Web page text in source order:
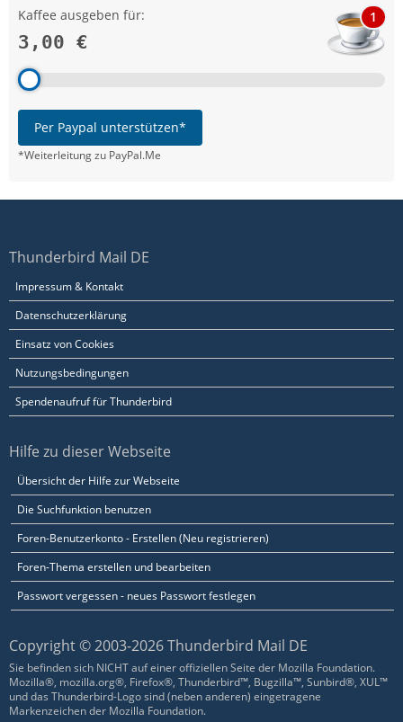
Kaffee ausgeben für:
3,00 €
1
Per Paypal unterstützen*
*Weiterleitung zu PayPal.Me
Thunderbird Mail DE
Impressum & Kontakt
Datenschutzerklärung
Einsatz von Cookies
Nutzungsbedingungen
Spendenaufruf für Thunderbird
Hilfe zu dieser Webseite
Übersicht der Hilfe zur Webseite
Die Suchfunktion benutzen
Foren-Benutzerkonto - Erstellen (Neu registrieren)
Foren-Thema erstellen und bearbeiten
Passwort vergessen - neues Passwort festlegen
Copyright © 2003-2026 Thunderbird Mail DE
Sie befinden sich NICHT auf einer offiziellen Seite der Mozilla Foundation.
Mozilla®, mozilla.org®, Firefox®, Thunderbird™, Bugzilla™, Sunbird®, XUL™
und das Thunderbird-Logo sind (neben anderen) eingetragene
Markenzeichen der Mozilla Foundation.